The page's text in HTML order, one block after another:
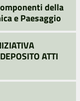
della
e Paesaggio
ATTI